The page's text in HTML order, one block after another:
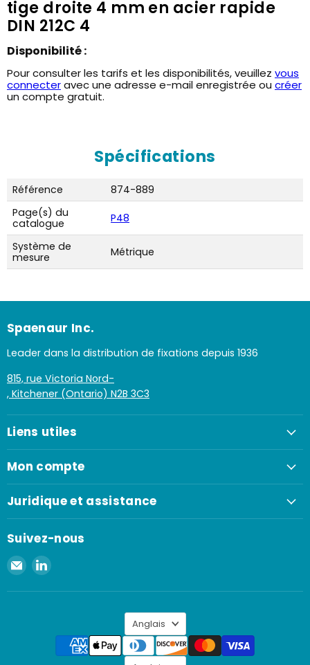
tige droite 4 mm en acier rapide
DIN 212C 4
Disponibilité :
Pour consulter les tarifs et les disponibilités, veuillez vous
connecteravec une adresse e-mail enregistrée ou créer
un compte gratuit.
Spécifications
Référence
874-889
Page(s) du
catalogue
P48
Système de
mesure
Métrique
Spaenaur Inc.
Leader dans la distribution de fixations depuis 1936
815, rue Victoria Nord-
, Kitchener (Ontario) N2B 3C3
Liens utiles
Mon compte
Juridique et assistance
Suivez-nous
Envoyer
un
e-
Spaenaur
Retrouvez-
sur
Langue
Anglais